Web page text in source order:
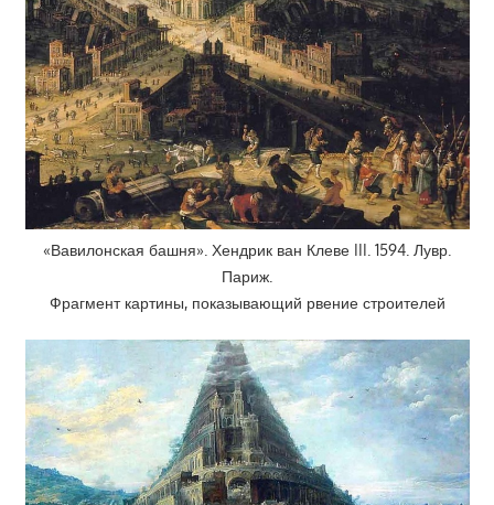
«Вавилонская башня». Хендрик ван Клеве III. 1594. Лувр.
Париж.
Фрагмент картины, показывающий рвение строителей